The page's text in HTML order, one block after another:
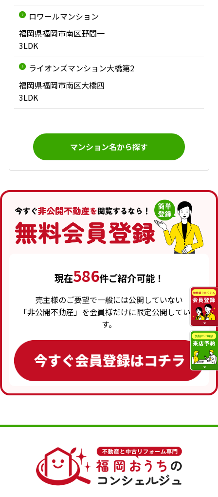
ロワールマンション
福岡県福岡市南区野間一
3LDK
ライオンズマンション大橋第2
福岡県福岡市南区大橋四
3LDK
マンション名から探す
現在586件ご紹介可能！
売主様のご要望で一般には公開していない
「非公開不動産」を会員様だけに限定公開していま
す。